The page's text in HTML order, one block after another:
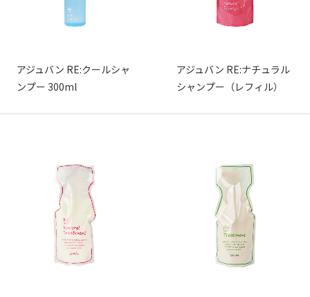
アジュバン RE:クールシャ
ンプー 300ml
アジュバン RE:ナチュラル
シャンプー（レフィル）